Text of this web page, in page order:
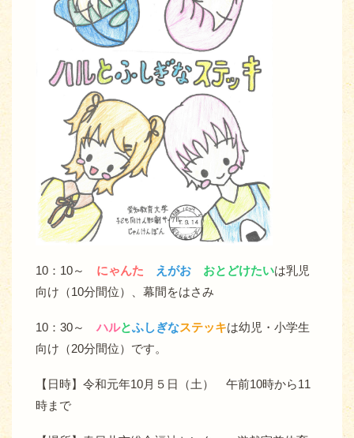
10：10～ にゃんた えがお おとどけたいは乳児
向け（10分間位）、幕間をはさみ
10：30～ハルとふしぎなステッキは幼児・小学生
向け（20分間位）です。
【日時】令和元年10月５日（土） 午前10時から11
時まで